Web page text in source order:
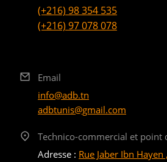
(+216) 98 354 535
(+216) 97 078 078
Email
info@adb.tn
adbtunis@gmail.com
Technico-commercial et point
Adresse : Rue Jaber Ibn